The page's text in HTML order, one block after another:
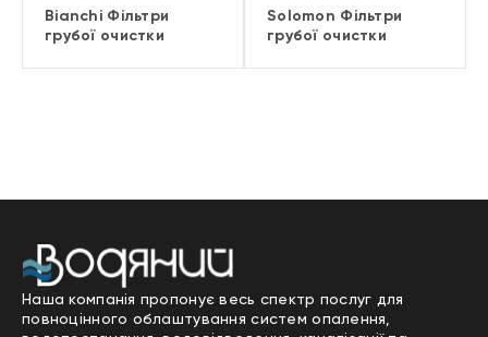
Bianchi Фільтри
грубої очистки
Solomon Фільтри
грубої очистки
Наша компанія пропонує весь спектр послуг для
повноцінного облаштування систем опалення,